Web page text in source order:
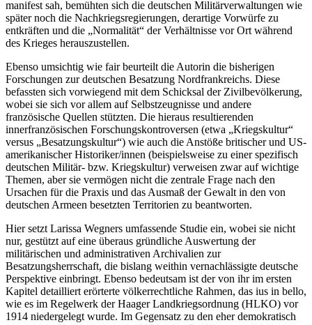
manifest sah, bemühten sich die deutschen Militärverwaltungen wie
später noch die Nachkriegsregierungen, derartige Vorwürfe zu
entkräften und die „Normalität“ der Verhältnisse vor Ort während
des Krieges herauszustellen.
Ebenso umsichtig wie fair beurteilt die Autorin die bisherigen
Forschungen zur deutschen Besatzung Nordfrankreichs. Diese
befassten sich vorwiegend mit dem Schicksal der Zivilbevölkerung,
wobei sie sich vor allem auf Selbstzeugnisse und andere
französische Quellen stützten. Die hieraus resultierenden
innerfranzösischen Forschungskontroversen (etwa „Kriegskultur“
versus „Besatzungskultur“) wie auch die Anstöße britischer und US-
amerikanischer Historiker/innen (beispielsweise zu einer spezifisch
deutschen Militär- bzw. Kriegskultur) verweisen zwar auf wichtige
Themen, aber sie vermögen nicht die zentrale Frage nach den
Ursachen für die Praxis und das Ausmaß der Gewalt in den von
deutschen Armeen besetzten Territorien zu beantworten.
Hier setzt Larissa Wegners umfassende Studie ein, wobei sie nicht
nur, gestützt auf eine überaus gründliche Auswertung der
militärischen und administrativen Archivalien zur
Besatzungsherrschaft, die bislang weithin vernachlässigte deutsche
Perspektive einbringt. Ebenso bedeutsam ist der von ihr im ersten
Kapitel detailliert erörterte völkerrechtliche Rahmen, das ius in bello,
wie es im Regelwerk der Haager Landkriegsordnung (HLKO) vor
1914 niedergelegt wurde. Im Gegensatz zu den eher demokratisch